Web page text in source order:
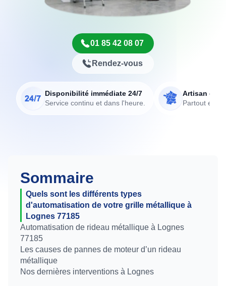
01 85 42 08 07
Rendez-vous
Disponibilité immédiate 24/7
Service continu et dans l'heure.
Artisan de
Partout en
Sommaire
Quels sont les différents types
d'automatisation de votre grille métallique à
Lognes 77185
Automatisation de rideau métallique à Lognes
77185
Les causes de pannes de moteur d’un rideau
métallique
Nos dernières interventions à Lognes